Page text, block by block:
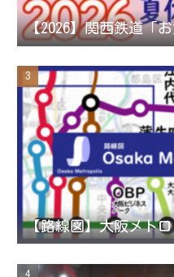
n
e
【2026】関西鉄道「
【路線図】大阪メトロ